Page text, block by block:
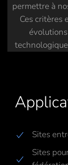
permettre à
Ces critères
Sites
Sites